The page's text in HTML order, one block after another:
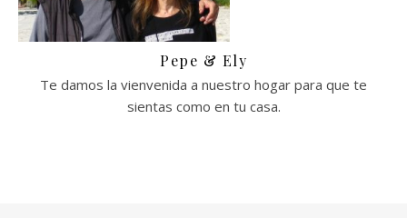
Pepe & Ely
Te damos la vienvenida a nuestro hogar para que te
sientas como en tu casa.